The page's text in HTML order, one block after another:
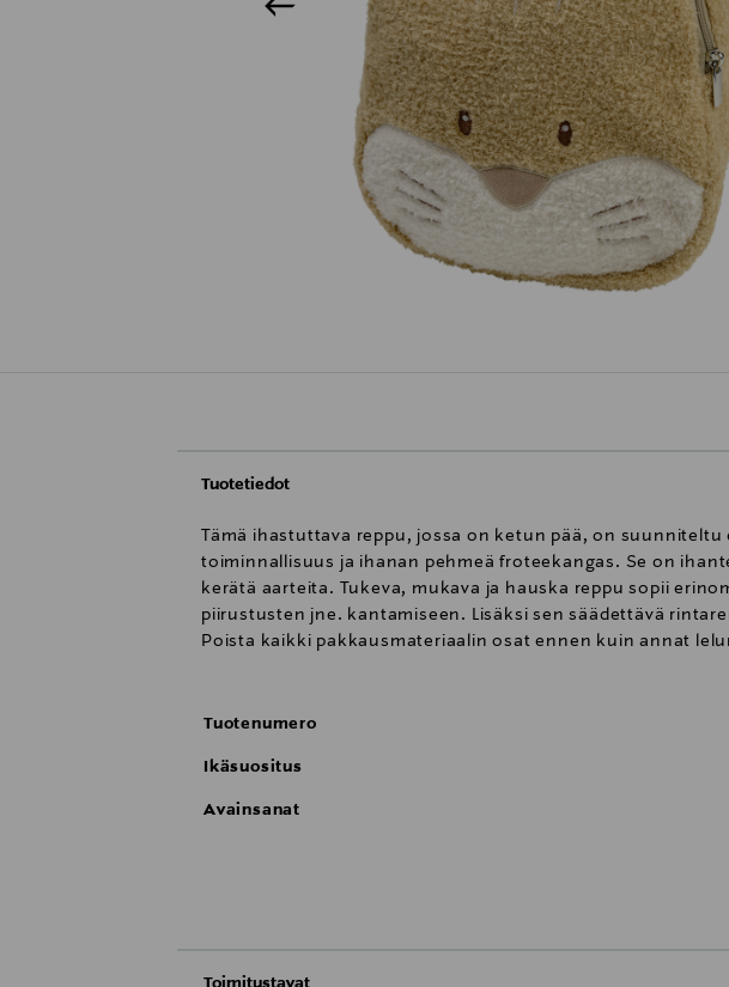
Tuotetiedot
Tämä ihastuttava reppu, jossa on ketun pää, on
toiminnallisuus ja ihanan pehmeä froteekangas. Se on
kerätä aarteita. Tukeva, mukava ja hauska reppu sopii
piirustusten jne. kantamiseen. Lisäksi sen säädettävä
Poista kaikki pakkausmateriaalin osat ennen kuin annat
Tuotenumero
Ikäsuositus
Avainsanat